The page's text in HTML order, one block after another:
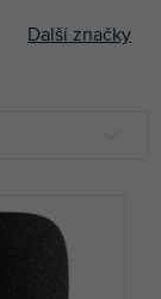
Další značky